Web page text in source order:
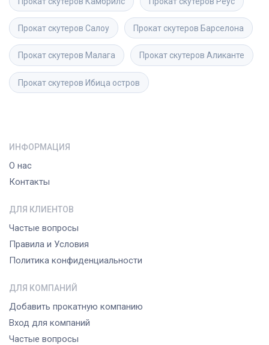
Прокат скутеров Салоу Прокат скутеров Барселона
Прокат скутеров Малага Прокат скутеров Аликанте
Прокат скутеров Ибица остров
ИНФОРМАЦИЯ
О нас
Контакты
ДЛЯ КЛИЕНТОВ
Частые вопросы
Правила и Условия
Политика конфиденциальности
ДЛЯ КОМПАНИЙ
Добавить прокатную компанию
Вход для компаний
Частые вопросы